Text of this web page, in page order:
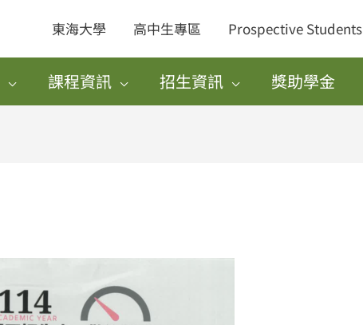
東海大學 高中生專區 Prospective Students
課程資訊 招生資訊 獎助學金